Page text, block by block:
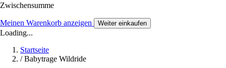
Zwischensumme
Meinen Warenkorb anzeigen Weiter einkaufen
Loading...
Startseite
/ Babytrage Wildride